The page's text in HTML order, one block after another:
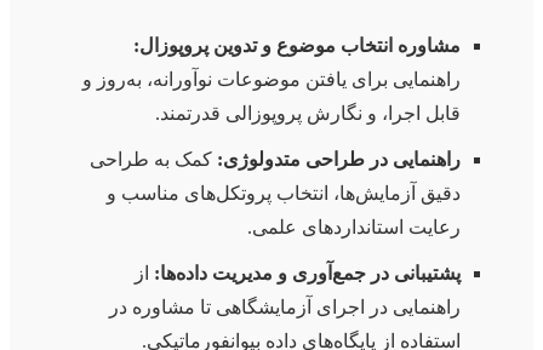
مشاوره انتخاب موضوع و تدوین پروپوزال:
راهنمایی برای یافتن موضوعات نوآورانه، به‌روز و
قابل اجرا، و نگارش پروپوزالی قدرتمند.
راهنمایی در طراحی متدولوژی: کمک به طراحی
دقیق آزمایش‌ها، انتخاب پروتکل‌های مناسب و
رعایت استانداردهای علمی.
پشتیبانی در جمع‌آوری و مدیریت داده‌ها: از
راهنمایی در اجرای آزمایشگاهی تا مشاوره در
استفاده از پایگاه‌های داده بیوانفورماتیکی.